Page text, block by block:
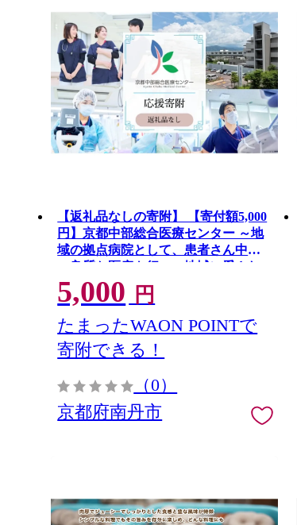
【返礼品なしの寄附】 【寄付額5,000
円】京都中部総合医療センター ～地
域の拠点病院として、患者さん中心
の良質な医療を行い、地域に愛され
信頼される病院を目指す～
5,000 円
たまったWAON POINTで
寄附できる！
（0）
京都府南丹市